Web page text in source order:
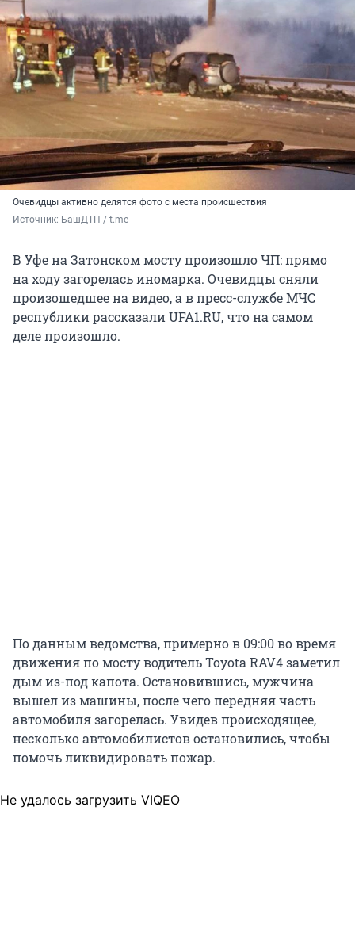
Очевидцы активно делятся фото с места происшествия
Источник: БашДТП / t.me
В Уфе на Затонском мосту произошло ЧП: прямо
на ходу загорелась иномарка. Очевидцы сняли
произошедшее на видео, а в пресс-службе МЧС
республики рассказали UFA1.RU, что на самом
деле произошло.
По данным ведомства, примерно в 09:00 во время
движения по мосту водитель Toyota RAV4 заметил
дым из-под капота. Остановившись, мужчина
вышел из машины, после чего передняя часть
автомобиля загорелась. Увидев происходящее,
несколько автомобилистов остановились, чтобы
помочь ликвидировать пожар.
Не удалось загрузить VIQEO